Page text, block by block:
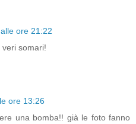
ore 21:22
somari!
ore 13:26
una bomba!! già le foto fanno